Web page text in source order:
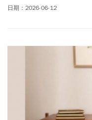
作的起點始終很單純——從
日期：2026-06-12